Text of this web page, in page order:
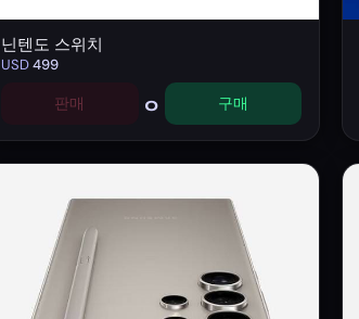
닌텐도 스위치
USD499
판매 0 구매